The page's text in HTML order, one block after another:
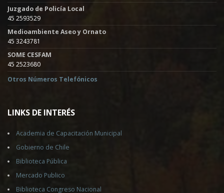
Juzgado de Policía Local
45 2593529
Medioambiente Aseo y Ornato
45 3243781
SOME CESFAM
45 2523680
Otros Números Telefónicos
LINKS DE INTERÉS
Academia de Capacitación Municipal
Gobierno de Chile
Biblioteca Pública
Mercado Publico
Biblioteca Congreso Nacional